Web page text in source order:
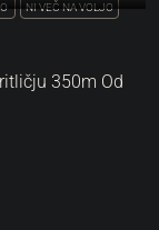
NI VEČ NA VOLJO
350m Od